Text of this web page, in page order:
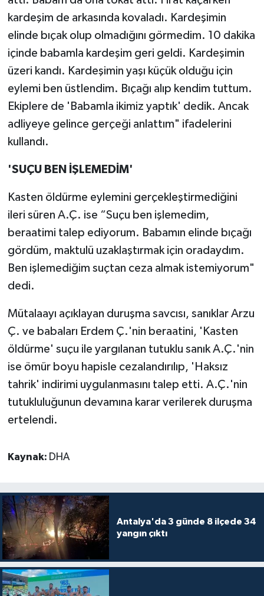
kardeşim de arkasında kovaladı. Kardeşimin
elinde bıçak olup olmadığını görmedim. 10 dakika
içinde babamla kardeşim geri geldi. Kardeşimin
üzeri kandı. Kardeşimin yaşı küçük olduğu için
eylemi ben üstlendim. Bıçağı alıp kendim tuttum.
Ekiplere de 'Babamla ikimiz yaptık' dedik. Ancak
adliyeye gelince gerçeği anlattım" ifadelerini
kullandı.
'SUÇU BEN İŞLEMEDİM'
Kasten öldürme eylemini gerçekleştirmediğini
ileri süren A.Ç. ise “Suçu ben işlemedim,
beraatimi talep ediyorum. Babamın elinde bıçağı
gördüm, maktulü uzaklaştırmak için oradaydım.
Ben işlemediğim suçtan ceza almak istemiyorum"
dedi.
Mütalaayı açıklayan duruşma savcısı, sanıklar Arzu
Ç. ve babaları Erdem Ç.'nin beraatini, 'Kasten
öldürme' suçu ile yargılanan tutuklu sanık A.Ç.'nin
ise ömür boyu hapisle cezalandırılıp, 'Haksız
tahrik' indirimi uygulanmasını talep etti. A.Ç.'nin
tutukluluğunun devamına karar verilerek duruşma
ertelendi.
Kaynak: DHA
Antalya'da 3 günde 8 ilçede 34
yangın çıktı